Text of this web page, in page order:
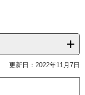
更新日：2022年11月7日